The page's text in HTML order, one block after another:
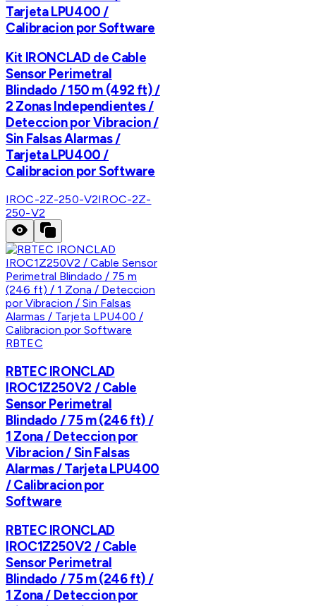
Tarjeta LPU400 /
Calibracion por Software
Kit IRONCLAD de Cable
Sensor Perimetral
Blindado / 150 m (492 ft) /
2 Zonas Independientes /
Deteccion por Vibracion /
Sin Falsas Alarmas /
Tarjeta LPU400 /
Calibracion por Software
IROC-2Z-250-V2IROC-2Z-
250-V2
RBTEC
RBTEC IRONCLAD
IROC1Z250V2 / Cable
Sensor Perimetral
Blindado / 75 m (246 ft) /
1 Zona / Deteccion por
Vibracion / Sin Falsas
Alarmas / Tarjeta LPU400
/ Calibracion por
Software
RBTEC IRONCLAD
IROC1Z250V2 / Cable
Sensor Perimetral
Blindado / 75 m (246 ft) /
1 Zona / Deteccion por